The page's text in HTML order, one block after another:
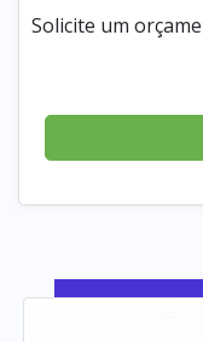
Solicite um